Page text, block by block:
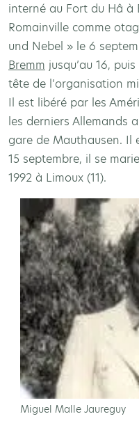
interné au Fort du Hâ à
Romainville comme
und Nebel » le 6
Bremm jusqu’au 16, puis
tête de l’organisation
Il est libéré par les
les derniers Allemands
gare de Mauthausen. Il
15 septembre, il se
1992 à Limoux (11).
Miguel Malle Jaureguy